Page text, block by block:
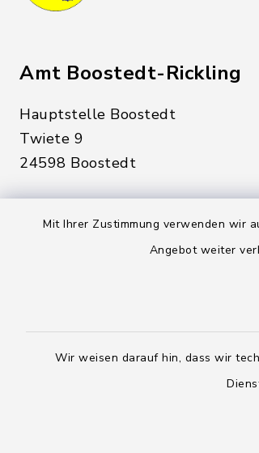
Mit Ihrer Zustimmung verwenden wir
Angebot weiter
Wir weisen darauf hin, dass wir
Amt Boostedt-Rickling
Hauptstelle Boostedt
Twiete 9
24598 Boostedt
Montag, Dienstag, Donnerstag,
sowie zusätzlich am Dienstag:
14:00 - 18:00 Uhr